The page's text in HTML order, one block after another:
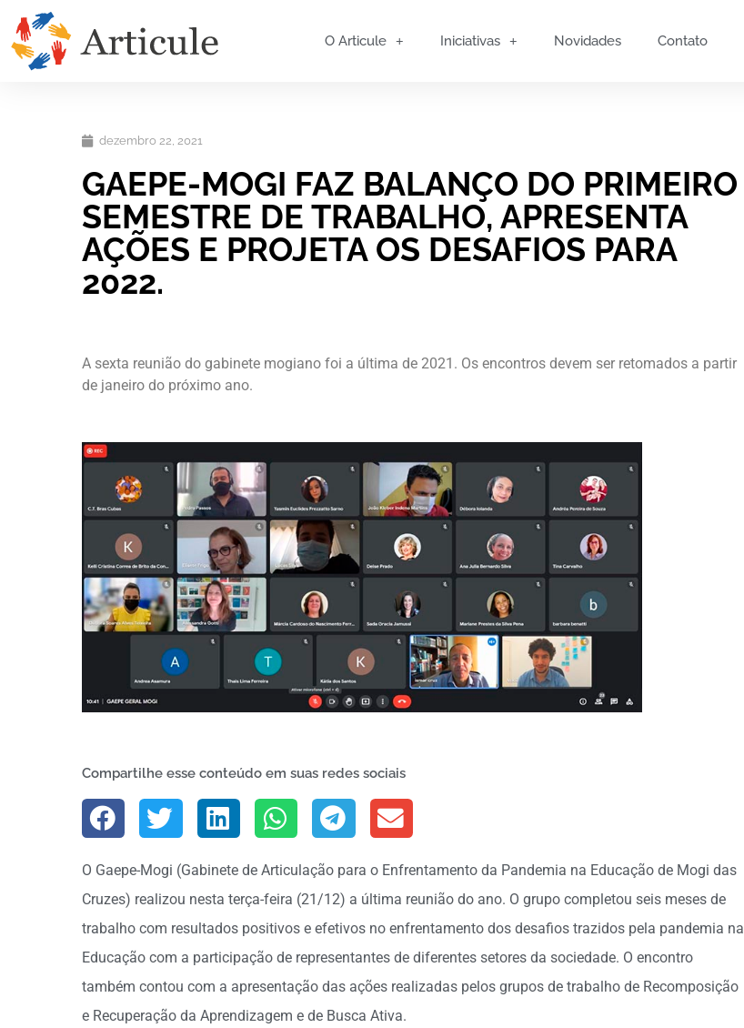
O Articule Iniciativas Novidades Contato
dezembro 22, 2021
GAEPE-MOGI FAZ BALANÇO DO PRIMEIRO
SEMESTRE DE TRABALHO, APRESENTA
AÇÕES E PROJETA OS DESAFIOS PARA
2022.
A sexta reunião do gabinete mogiano foi a última de 2021. Os encontros devem ser retomados a partir
de janeiro do próximo ano.
Compartilhe esse conteúdo em suas redes sociais
O Gaepe-Mogi (Gabinete de Articulação para o Enfrentamento da Pandemia na Educação de Mogi das
Cruzes) realizou nesta terça-feira (21/12) a última reunião do ano. O grupo completou seis meses de
trabalho com resultados positivos e efetivos no enfrentamento dos desafios trazidos pela pandemia na
Educação com a participação de representantes de diferentes setores da sociedade. O encontro
também contou com a apresentação das ações realizadas pelos grupos de trabalho de Recomposição
e Recuperação da Aprendizagem e de Busca Ativa.